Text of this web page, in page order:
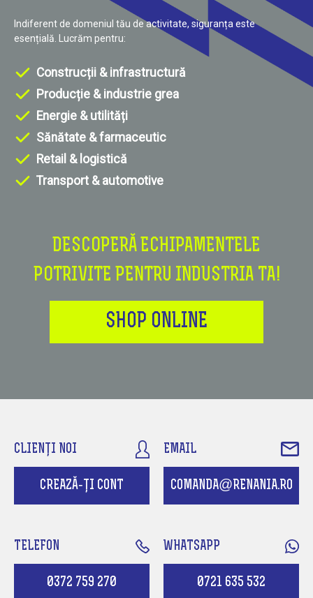
Indiferent de domeniul tău de activitate, siguranța este
esențială. Lucrăm pentru:
Construcții & infrastructură
Producție & industrie grea
Energie & utilități
Sănătate & farmaceutic
Retail & logistică
Transport & automotive
DESCOPERĂ ECHIPAMENTELE
POTRIVITE PENTRU INDUSTRIA TA!
SHOP ONLINE
CLIENȚI NOI
CREAZĂ-ȚI CONT
EMAIL
COMANDA@RENANIA.RO
TELEFON
0372 759 270
WHATSAPP
0721 635 532